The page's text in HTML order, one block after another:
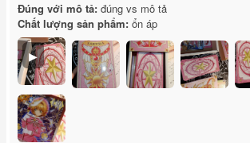
Đúng với mô tả: đúng vs mô tả
Chất lượng sản phẩm: ổn áp
▶